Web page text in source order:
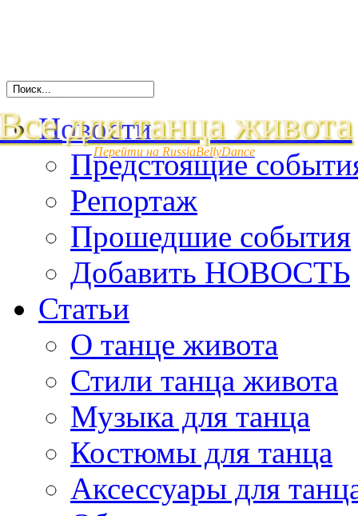
для танца живота
Перейти на RussiaBellyDance
Новости
Предстоящие
Репортаж
Прошедшие события
Добавить НОВОСТЬ
Статьи
О танце живота
Стили танца живота
Музыка для танца
Костюмы для танца
Аксессуары для